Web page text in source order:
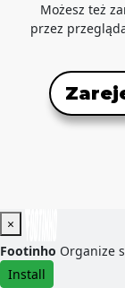
Możesz też
przez
×
Footinho Organize
Install